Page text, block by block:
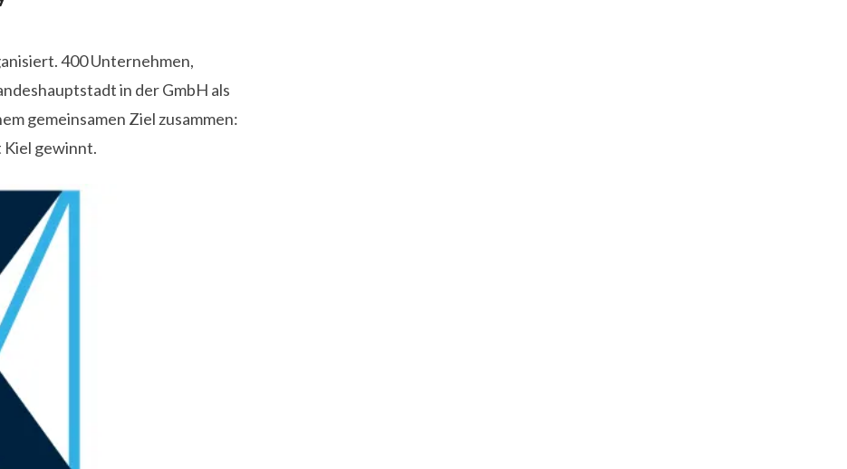
400 Unternehmen,
in der GmbH als
gemeinsamen Ziel zusammen:
gewinnt.